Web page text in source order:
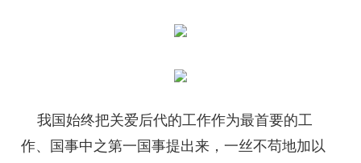
我国始终把关爱后代的工作作为最首要的工
作、国事中之第一国事提出来，一丝不苟地加以